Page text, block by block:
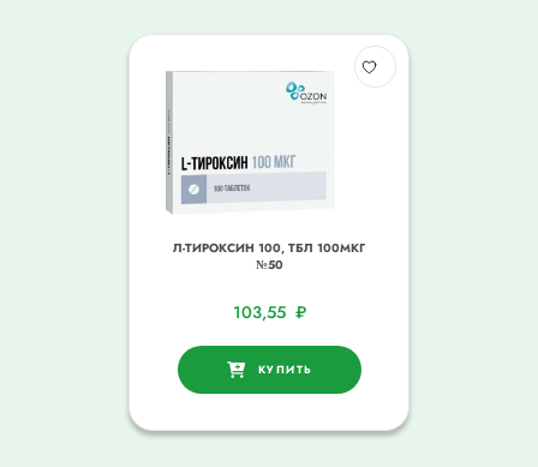
Л-ТИРОКСИН 100, ТБЛ 100МКГ
№50
103,55 ₽
КУПИТЬ